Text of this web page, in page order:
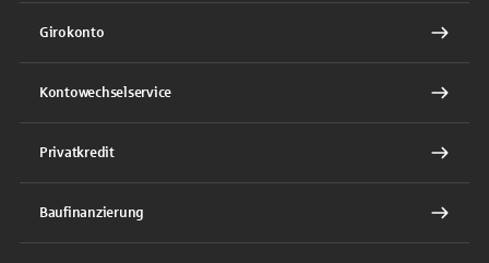
Girokonto
Kontowechselservice
Privatkredit
Baufinanzierung